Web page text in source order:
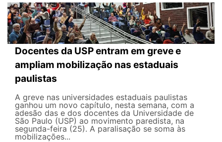
Docentes da USP entram em greve e
ampliam mobilização nas estaduais
paulistas
A greve nas universidades estaduais paulistas
ganhou um novo capítulo, nesta semana, com a
adesão das e dos docentes da Universidade de
São Paulo (USP) ao movimento paredista, na
segunda-feira (25). A paralisação se soma às
mobilizações...